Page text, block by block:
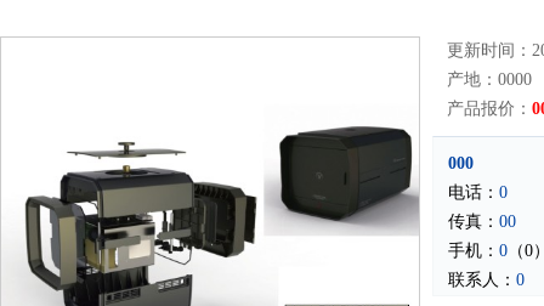
更新时间：
产地：0000
产品报价：
000
电话： 0
传真： 00
手机： 0 （0
联系人： 0